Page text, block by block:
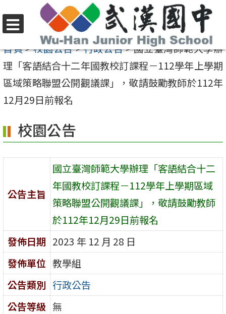
至
要
內
容
選
單
首頁>校園公告>行政公告>國立臺灣師範大學辦
理「客語結合十二年國教校訂課程－112學年上學期
區域策略聯盟公開觀議課」，敬請鼓勵教師於112年
12月29日前報名
校園公告
公告主旨
國立臺灣師範大學辦理「客語結合十二
年國教校訂課程－112學年上學期區域
策略聯盟公開觀議課」，敬請鼓勵教師
於112年12月29日前報名
發佈日期 2023 年 12 月 28 日
發佈單位 教學組
公告類別 行政公告
公告等級 無